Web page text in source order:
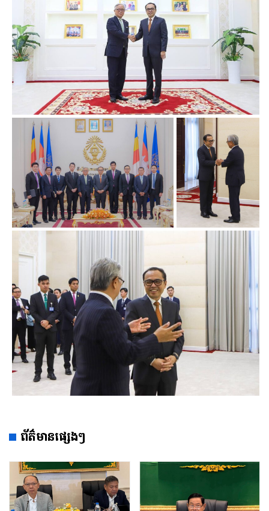
ព័ត៌មានផ្សេងៗ